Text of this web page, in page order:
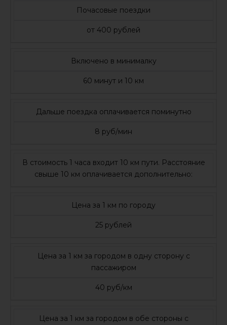
Почасовые поездки
от 400 рублей
Включено в минималку
60 минут и 10 км
Дальше поездка оплачивается поминутно
8 руб/мин
В стоимость 1 часа входит 10 км пути. Расстояние
свыше 10 км оплачивается дополнительно:
Цена за 1 км по городу
25 рублей
Цена за 1 км за городом в одну сторону с
пассажиром
40 руб/км
Цена за 1 км за городом в обе стороны с